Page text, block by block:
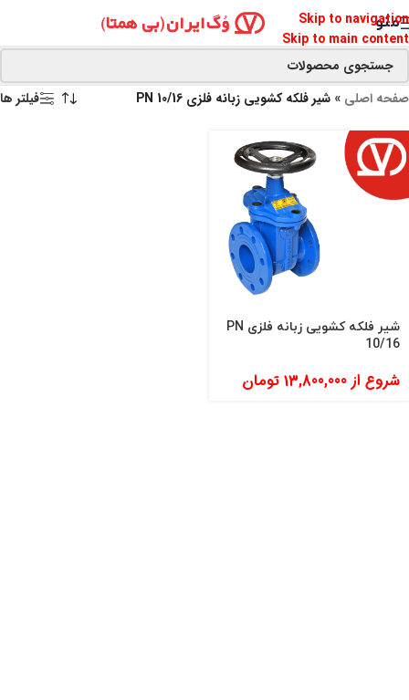
Skip to navigation
Skip to main content
منو
صفحه اصلی » شیر فلکه کشویی زبانه فلزی PN 10/16 فیلتر ها
شیر فلکه کشویی زبانه فلزی PN
10/16
شروع از13,800,000 تومان